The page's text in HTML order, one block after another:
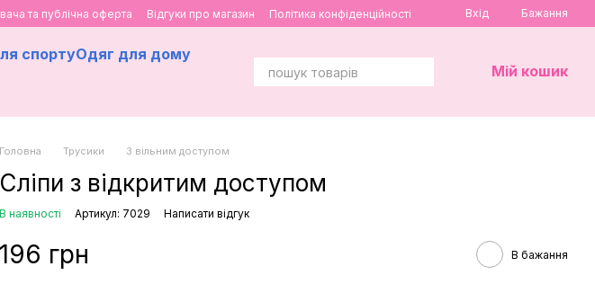
та публічна оферта Відгуки про магазин Політика конфіденційності Вхід Бажання
спортуОдяг для дому
Мій кошик
Головна Трусики З вільним доступом
Сліпи з відкритим доступом
В наявності Артикул: 7029 Написати відгук
196 грн В бажання